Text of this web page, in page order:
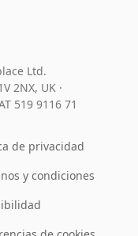
Ltd.
2NX, UK ·
519 9116 71
de privacidad
y condiciones